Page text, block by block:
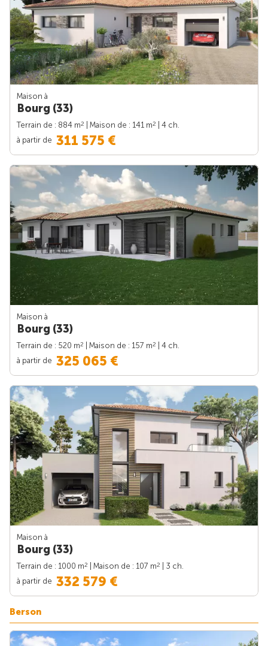
Maison à
Bourg (33)
Terrain de : 884 m2 | Maison de : 141 m2
| 4 ch.
à partir de 311 575 €
Maison à
Bourg (33)
Terrain de : 520 m2 | Maison de : 157 m2
| 4 ch.
à partir de 325 065 €
Maison à
Bourg (33)
Terrain de : 1000 m2 | Maison de : 107 m2
| 3 ch.
à partir de 332 579 €
Berson